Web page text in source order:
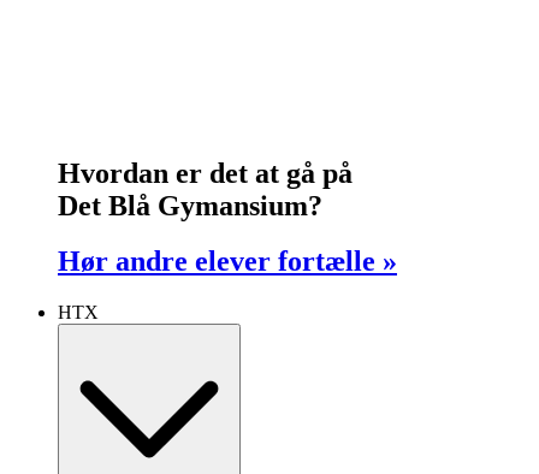
Hvordan er det at gå på
Det Blå Gymansium?
Hør andre elever fortælle »
HTX